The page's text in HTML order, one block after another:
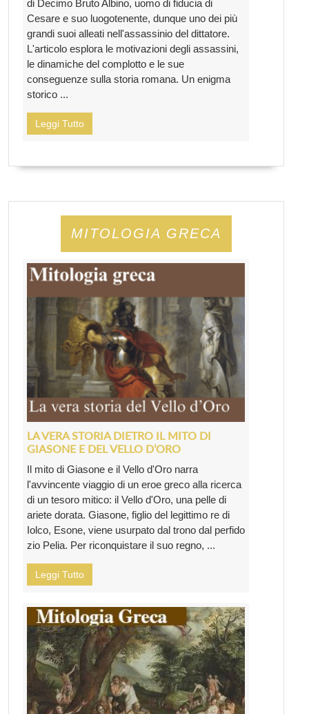
di Decimo Bruto Albino, uomo di fiducia di
Cesare e suo luogotenente, dunque uno dei più
grandi suoi alleati nell'assassinio del dittatore.
L'articolo esplora le motivazioni degli assassini,
le dinamiche del complotto e le sue
conseguenze sulla storia romana. Un enigma
storico ...
Leggi Tutto
MITOLOGIA GRECA
LA VERA STORIA DIETRO IL MITO DI
GIASONE E DEL VELLO D’ORO
Il mito di Giasone e il Vello d'Oro narra
l'avvincente viaggio di un eroe greco alla ricerca
di un tesoro mitico: il Vello d'Oro, una pelle di
ariete dorata. Giasone, figlio del legittimo re di
Iolco, Esone, viene usurpato dal trono dal perfido
zio Pelia. Per riconquistare il suo regno, ...
Leggi Tutto